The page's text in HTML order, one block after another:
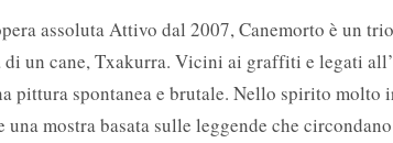
assoluta Attivo dal 2007, Canemorto è un
un cane, Txakurra. Vicini ai graffiti e legati
pittura spontanea e brutale. Nello spirito molto
mostra basata sulle leggende che